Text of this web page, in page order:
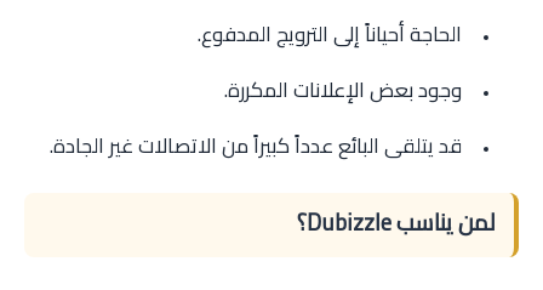
الحاجة أحياناً إلى الترويج المدفوع.
وجود بعض الإعلانات المكررة.
قد يتلقى البائع عدداً كبيراً من الاتصالات غير الجادة.
لمن يناسب Dubizzle؟